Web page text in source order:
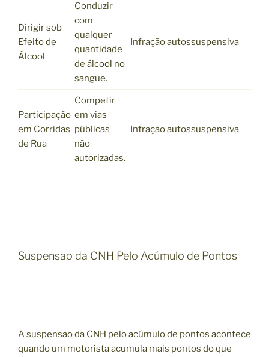
Dirigir sob
Efeito de
Álcool
Conduzir
com
qualquer
quantidade
de álcool no
sangue.
Infração autossuspensiva
Participação
em Corridas
de Rua
Competir
em vias
públicas
não
autorizadas.
Infração autossuspensiva
Suspensão da CNH Pelo Acúmulo de Pontos
A suspensão da CNH pelo acúmulo de pontos acontece
quando um motorista acumula mais pontos do que